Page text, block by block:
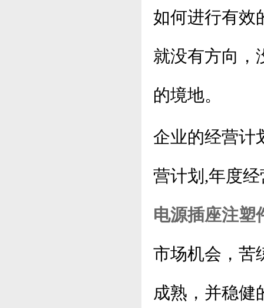
如何进行有效
就没有方向，
的境地。
企业的经营计
营计划,年度
电源插座注塑
市场机会，苦
成熟，并稳健